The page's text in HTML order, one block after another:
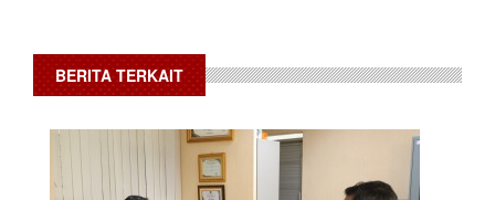
BERITA TERKAIT